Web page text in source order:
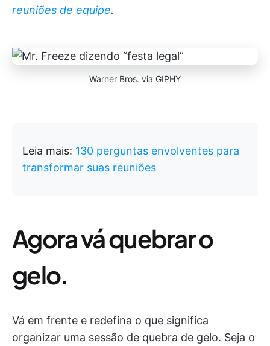
reuniões de equipe.
Warner Bros. via GIPHY
Leia mais: 130 perguntas envolventes para
transformar suas reuniões
Agora vá quebrar o
gelo.
Vá em frente e redefina o que significa
organizar uma sessão de quebra de gelo. Seja o